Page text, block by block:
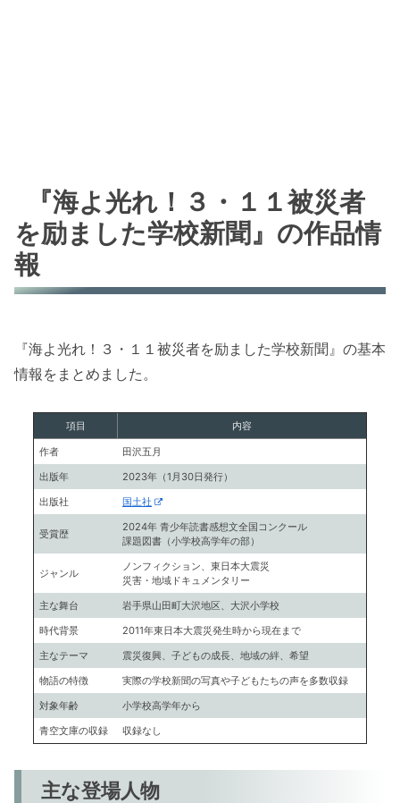
『海よ光れ！３・１１被災者
を励ました学校新聞』の作品情
報
『海よ光れ！３・１１被災者を励ました学校新聞』の基本
情報をまとめました。
項目 内容
作者
田沢五月
出版年
2023年（1月30日発行）
出版社
国土社
受賞歴
2024年 青少年読書感想文全国コンクール
課題図書（小学校高学年の部）
ジャンル
ノンフィクション、東日本大震災
災害・地域ドキュメンタリー
主な舞台
岩手県山田町大沢地区、大沢小学校
時代背景
2011年東日本大震災発生時から現在まで
主なテーマ
震災復興、子どもの成長、地域の絆、希望
物語の特徴
実際の学校新聞の写真や子どもたちの声を多数収録
対象年齢
小学校高学年から
青空文庫の収録
収録なし
主な登場人物